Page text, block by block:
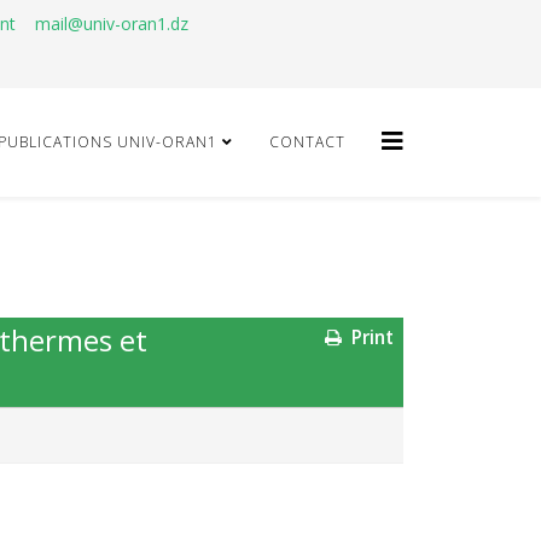
mail@univ-oran1.dz
PUBLICATIONS UNIV-ORAN1 CONTACT
Print
et